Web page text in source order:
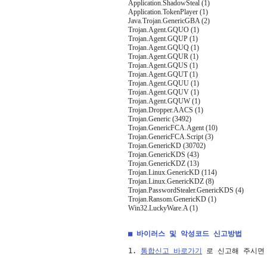
Application.ShadowSteal (1)
Application.TokenPlayer (1)
Java.Trojan.GenericGBA (2)
Trojan.Agent.GQUO (1)
Trojan.Agent.GQUP (1)
Trojan.Agent.GQUQ (1)
Trojan.Agent.GQUR (1)
Trojan.Agent.GQUS (1)
Trojan.Agent.GQUT (1)
Trojan.Agent.GQUU (1)
Trojan.Agent.GQUV (1)
Trojan.Agent.GQUW (1)
Trojan.Dropper.AACS (1)
Trojan.Generic (3492)
Trojan.GenericFCA.Agent (10)
Trojan.GenericFCA.Script (3)
Trojan.GenericKD (30702)
Trojan.GenericKDS (43)
Trojan.GenericKDZ (13)
Trojan.Linux.GenericKD (114)
Trojan.Linux.GenericKDZ (8)
Trojan.PasswordStealer.GenericKDS (4)
Trojan.Ransom.GenericKD (1)
Win32.LuckyWare.A (1)
■ 바이러스 및 악성코드 신고방법
1. 통합신고 바로가기 로 신고해 주시